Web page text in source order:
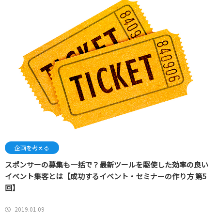
企画を考える
スポンサーの募集も一括で？最新ツールを駆使した効率の良い
イベント集客とは【成功するイベント・セミナーの作り方 第5
回】
2019.01.09